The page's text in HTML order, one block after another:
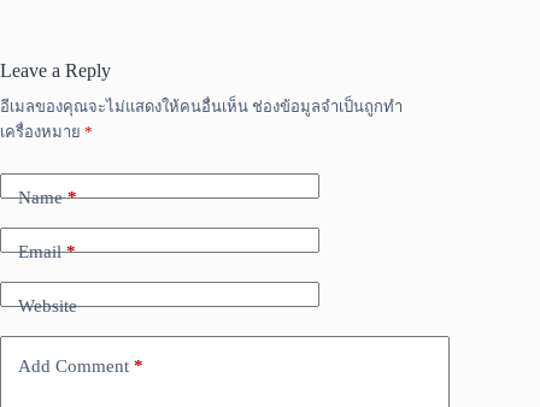
Leave a Reply
อีเมลของคุณจะไม่แสดงให้คนอื่นเห็น ช่องข้อมูลจำเป็นถูกทำ
เครื่องหมาย *
Name*
Email*
Website
Add Comment *